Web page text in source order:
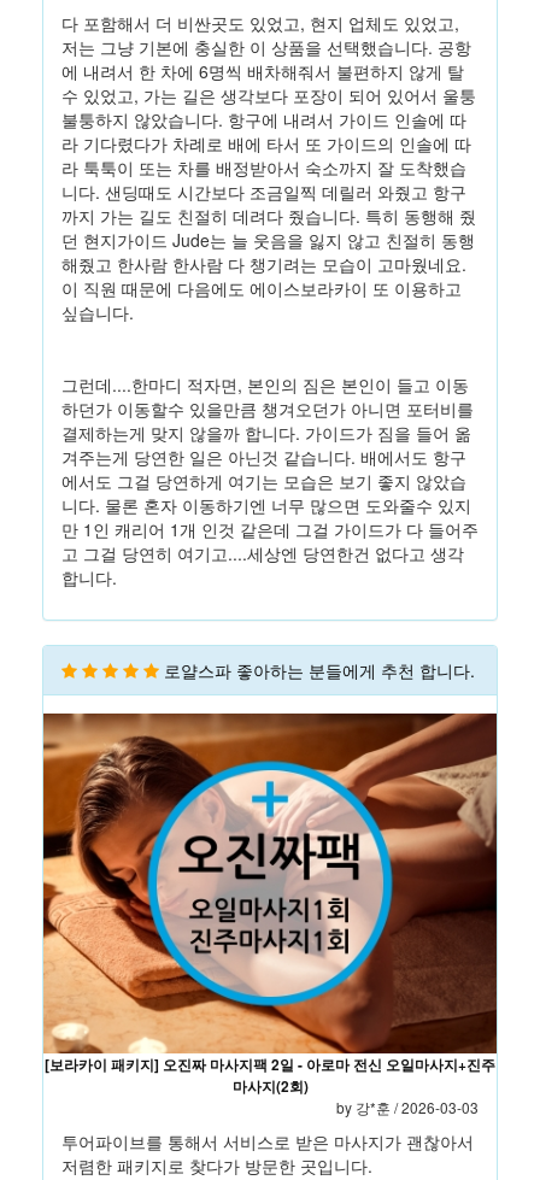
다 포함해서 더 비싼곳도 있었고, 현지 업체도 있었고,
저는 그냥 기본에 충실한 이 상품을 선택했습니다. 공항
에 내려서 한 차에 6명씩 배차해줘서 불편하지 않게 탈
수 있었고, 가는 길은 생각보다 포장이 되어 있어서 울퉁
불퉁하지 않았습니다. 항구에 내려서 가이드 인솔에 따
라 기다렸다가 차례로 배에 타서 또 가이드의 인솔에 따
라 툭툭이 또는 차를 배정받아서 숙소까지 잘 도착했습
니다. 샌딩때도 시간보다 조금일찍 데릴러 와줬고 항구
까지 가는 길도 친절히 데려다 줬습니다. 특히 동행해 줬
던 현지가이드 Jude는 늘 웃음을 잃지 않고 친절히 동행
해줬고 한사람 한사람 다 챙기려는 모습이 고마웠네요.
이 직원 때문에 다음에도 에이스보라카이 또 이용하고
싶습니다.
그런데....한마디 적자면, 본인의 짐은 본인이 들고 이동
하던가 이동할수 있을만큼 챙겨오던가 아니면 포터비를
결제하는게 맞지 않을까 합니다. 가이드가 짐을 들어 옮
겨주는게 당연한 일은 아닌것 같습니다. 배에서도 항구
에서도 그걸 당연하게 여기는 모습은 보기 좋지 않았습
니다. 물론 혼자 이동하기엔 너무 많으면 도와줄수 있지
만 1인 캐리어 1개 인것 같은데 그걸 가이드가 다 들어주
고 그걸 당연히 여기고....세상엔 당연한건 없다고 생각
합니다.
로얄스파 좋아하는 분들에게 추천 합니다.
[보라카이 패키지] 오진짜 마사지팩 2일 - 아로마 전신 오일마사지+진주
마사지(2회)
by 강*훈 / 2026-03-03
투어파이브를 통해서 서비스로 받은 마사지가 괜찮아서
저렴한 패키지로 찾다가 방문한 곳입니다.